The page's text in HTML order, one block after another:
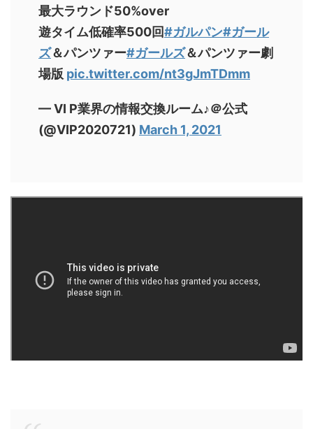
最大ラウンド50%over
遊タイム低確率500回#ガルパン#ガール
ズ＆パンツァー#ガールズ＆パンツァー劇
場版 pic.twitter.com/nt3gJmTDmm
— VI P業界の情報交換ルーム♪＠公式
(@VIP2020721) March 1, 2021